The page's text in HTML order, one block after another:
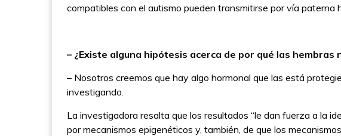
compatibles con el autismo pueden transmitirse por vía paterna
– ¿Existe alguna hipótesis acerca de por qué las hembras
– Nosotros creemos que hay algo hormonal que las está
investigando.
La investigadora resalta que los resultados “le dan fuerza a la
por mecanismos epigenéticos y, también, de que los